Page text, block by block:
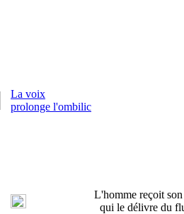
La voix
prolonge l'ombilic
L'homme reçoit
qui le délivre du